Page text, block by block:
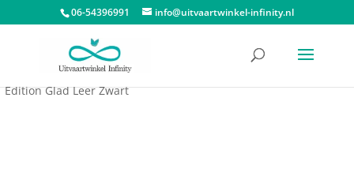
06-54396991 info@uitvaartwinkel-infinity.nl
Assieraden/Asarmbanden
Edition Glad Leer Zwart